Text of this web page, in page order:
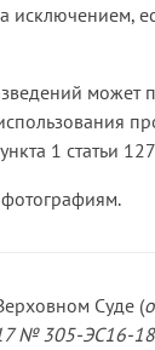
исключением,
может
1 статьи
Суде (
№ 305-ЭС16-